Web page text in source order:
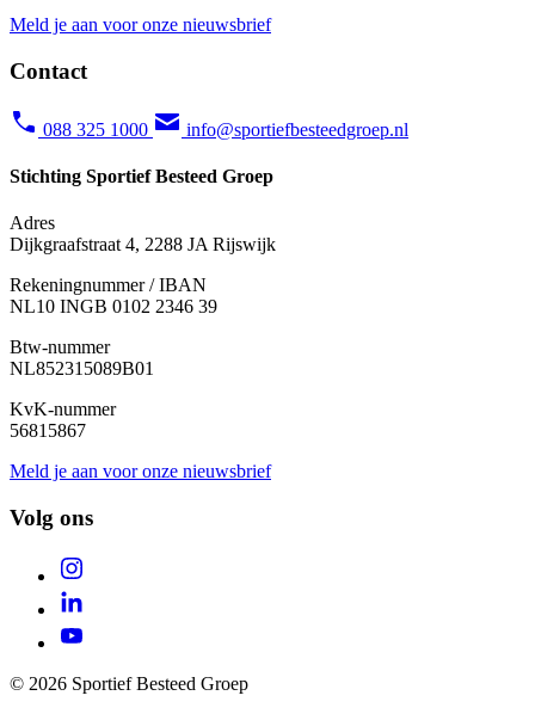
Meld je aan voor onze nieuwsbrief
Contact
088 325 1000 info@sportiefbesteedgroep.nl
Stichting Sportief Besteed Groep
Adres
Dijkgraafstraat 4, 2288 JA Rijswijk
Rekeningnummer / IBAN
NL10 INGB 0102 2346 39
Btw-nummer
NL852315089B01
KvK-nummer
56815867
Meld je aan voor onze nieuwsbrief
Volg ons
© 2026 Sportief Besteed Groep